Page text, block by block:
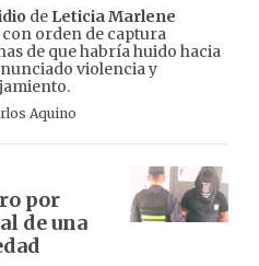
de Leticia Marlene
orden de captura
de que habría huido hacia
violencia y
Aquino
por
de una